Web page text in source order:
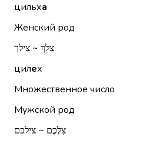
цильха
Женский род
צִלֵּךְ ~ צילך
цилех
Множественное число
Мужской род
צִלְּכֶם ~ צילכם